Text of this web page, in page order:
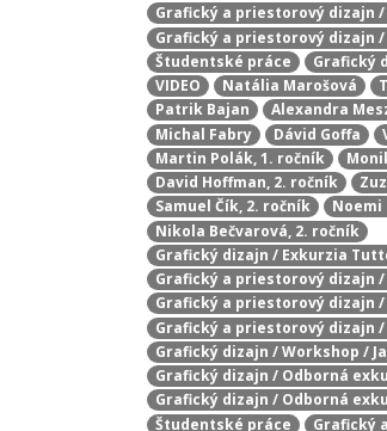
Grafický a priestorový dizajn
Grafický a priestorový dizajn
Študentské práce
Grafický
VIDEO
Natália Marošová
Patrik Bajan
Alexandra
Michal Fabry
Dávid Goffa
Martin Polák, 1. ročník
David Hoffman, 2. ročník
Samuel Čík, 2. ročník
Noemi
Nikola Bečvarová, 2. ročník
Grafický dizajn / Exkurzia
Grafický a priestorový dizajn
Grafický a priestorový dizajn
Grafický a priestorový dizajn
Grafický dizajn / Workshop /
Grafický dizajn / Odborná
Grafický dizajn / Odborná
Študentské práce
Grafický